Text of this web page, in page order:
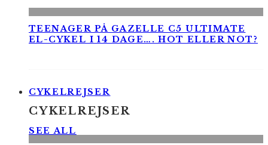
TEENAGER PÅ GAZELLE C5 ULTIMATE
EL-CYKEL I 14 DAGE…. HOT ELLER NOT?
CYKELREJSER
CYKELREJSER
SEE ALL